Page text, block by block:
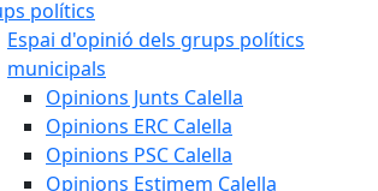
polítics
Espai d'opinió dels grups polítics
municipals
Opinions Junts Calella
Opinions ERC Calella
Opinions PSC Calella
Opinions Estimem Calella